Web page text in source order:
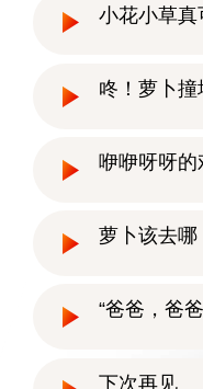
小花小草真
咚！萝卜撞
咿咿呀呀的
萝卜该去哪
“爸爸，爸
下次再见